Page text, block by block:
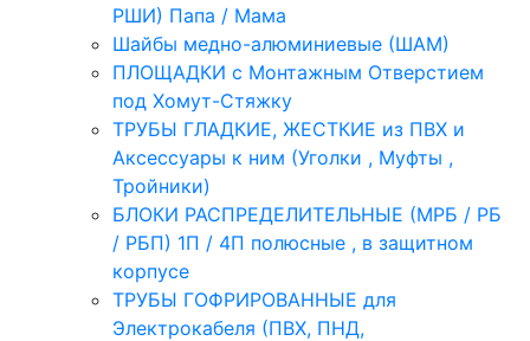
РШИ) Папа / Мама
Шайбы медно-алюминиевые (ШАМ)
ПЛОЩАДКИ с Монтажным Отверстием
под Хомут-Стяжку
ТРУБЫ ГЛАДКИЕ, ЖЕСТКИЕ из ПВХ и
Аксессуары к ним (Уголки , Муфты ,
Тройники)
БЛОКИ РАСПРЕДЕЛИТЕЛЬНЫЕ (МРБ / РБ
/ РБП) 1П / 4П полюсные , в защитном
корпусе
ТРУБЫ ГОФРИРОВАННЫЕ для
Электрокабеля (ПВХ, ПНД,